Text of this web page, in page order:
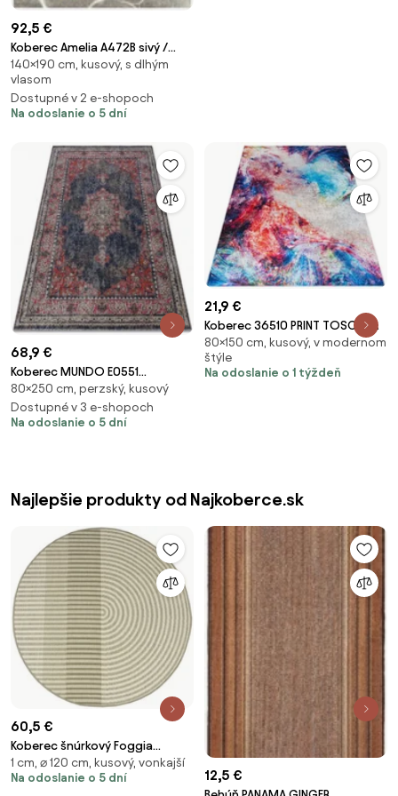
92,5 €
Koberec Amelia A472B sivý /
žltý, polkruhy / mramor
140×190 cm, kusový, s dlhým
vlasom
Dostupné v 2 e-shopoch
Na odoslanie o 5 dní
68,9 €
Koberec MUNDO E0551
ornament, ramka vintage
outdoor červený / čierny
80×250 cm, perzský, kusový
Dostupné v 3 e-shopoch
Na odoslanie o 5 dní
21,9 €
Koberec 36510 PRINT TOSCANA
80×150 cm, kusový, v modernom
štýle
Na odoslanie o 1 týždeň
Najlepšie produkty od Najkoberce.sk
60,5 €
Koberec šnúrkový Foggia
16733/631 sivý / antracit /
krémový
1 cm, ⌀ 120 cm, kusový, vonkajší
Na odoslanie o 5 dní
12,5 €